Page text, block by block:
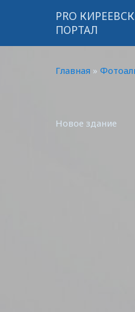
PRO
ПОРТАЛ
Главная »
Новое здание